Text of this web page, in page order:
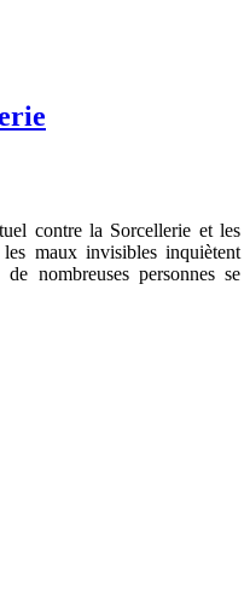
contre la Sorcellerie et les
maux invisibles inquiètent
nombreuses personnes se